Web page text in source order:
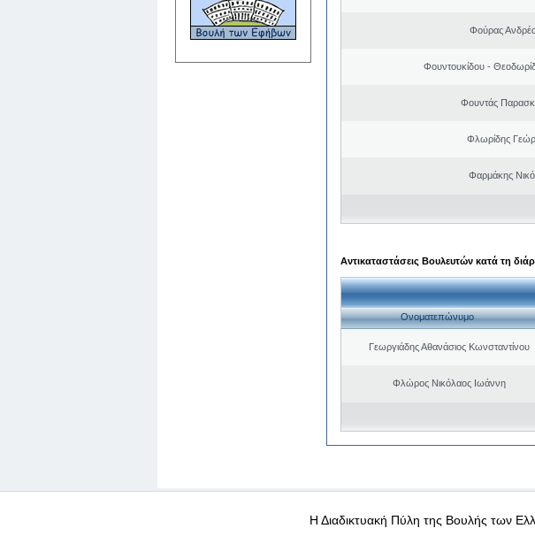
Φούρας
Φουντουκίδου -
Φουντάς
Φλωρίδης
Φαρμάκης
Αντικαταστάσεις Βουλευτών κατά τη
Ονοματεπώνυμο
Γεωργιάδης Αθανάσιος Κωνσταντίνου
Φλώρος Νικόλαος Ιωάννη
Όροι χρήσης Προσωπικά δεδομένα Ασφάλεια &
Η Διαδικτυακή Πύλη της Βουλής των